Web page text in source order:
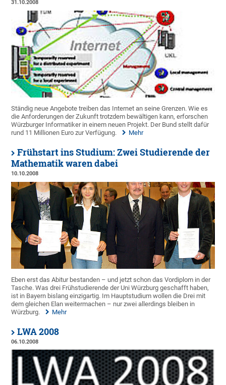
31.10.2008
Ständig neue Angebote treiben das Internet an seine Grenzen. Wie es
die Anforderungen der Zukunft trotzdem bewältigen kann, erforschen
Würzburger Informatiker in einem neuen Projekt. Der Bund stellt dafür
rund 11 Millionen Euro zur Verfügung.
Mehr
Frühstart ins Studium: Zwei Studierende der
Mathematik waren dabei
10.10.2008
Eben erst das Abitur bestanden – und jetzt schon das Vordiplom in der
Tasche. Was drei Frühstudierende der Uni Würzburg geschafft haben,
ist in Bayern bislang einzigartig. Im Hauptstudium wollen die Drei mit
dem gleichen Elan weitermachen – nur zwei allerdings bleiben in
Würzburg.
Mehr
LWA 2008
06.10.2008